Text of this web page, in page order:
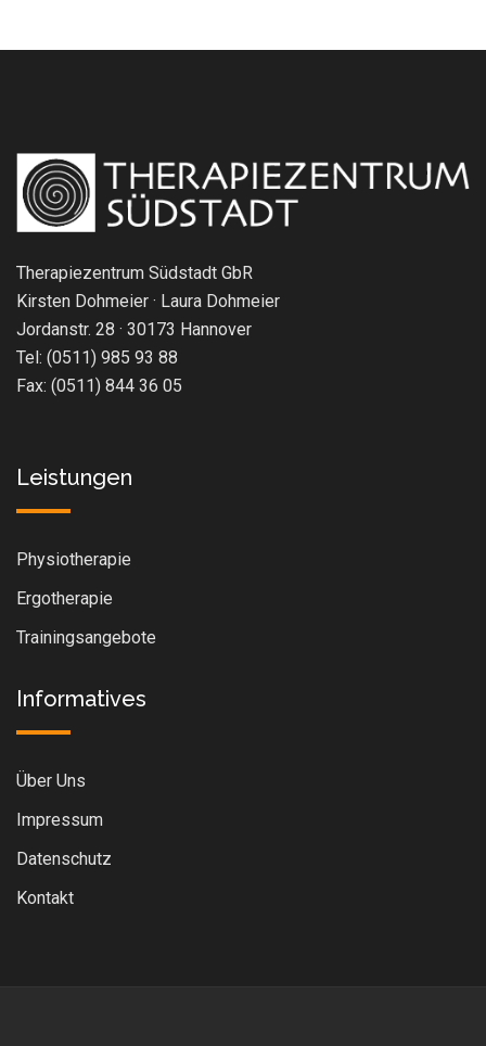
Therapiezentrum Südstadt GbR
Kirsten Dohmeier · Laura Dohmeier
Jordanstr. 28 · 30173 Hannover
Tel: (0511) 985 93 88
Fax: (0511) 844 36 05
Leistungen
Physiotherapie
Ergotherapie
Trainingsangebote
Informatives
Über Uns
Impressum
Datenschutz
Kontakt